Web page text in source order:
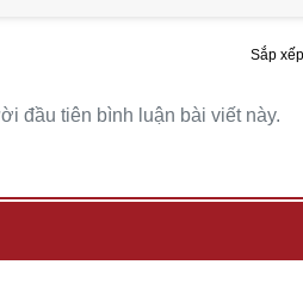
Sắp
đầu tiên bình luận bài viết này.